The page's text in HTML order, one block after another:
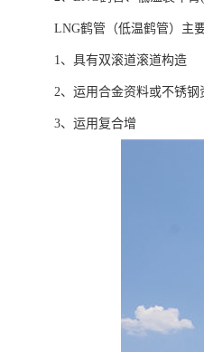
LNG鹤管（低温鹤管）主要
1、具有双滚道滚道构造
2、运用合金资料或不锈钢
3、运用复合增